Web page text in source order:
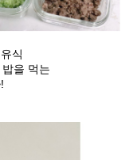
식
을 먹는